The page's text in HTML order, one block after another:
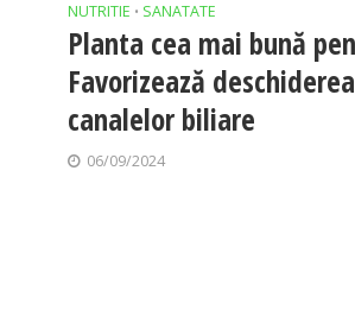
NUTRITIE • SANATATE
Planta cea mai bună
Favorizează deschiderea
canalelor biliare
06/09/2024